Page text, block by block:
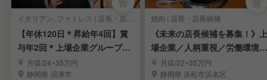
イタリアン, ファミレス | 店長・店長候補
【年休120日＊昇給年4回】賞
与年2回＊上場企業グループで
店長を募集
月収/24~35万円
静岡県 沼津市
焼肉 | 店長・店長候補
《未来の店長候補を募集！》上
場企業／人柄重視／労働環境安
定／福利厚生充実
月収/22~35万円
静岡県 浜松市浜名区